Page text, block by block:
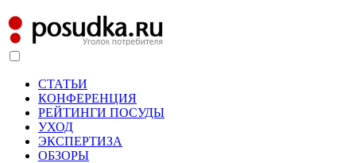
СТАТЬИ
КОНФЕРЕНЦИЯ
РЕЙТИНГИ ПОСУДЫ
УХОД
ЭКСПЕРТИЗА
ОБЗОРЫ